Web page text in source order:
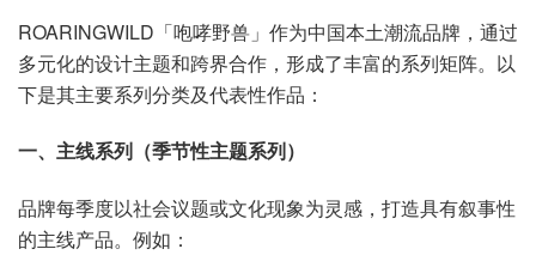
ROARINGWILD「咆哮野兽」作为中国本土潮流品牌，通过
多元化的设计主题和跨界合作，形成了丰富的系列矩阵。以
下是其主要系列分类及代表性作品：
一、主线系列（季节性主题系列）
品牌每季度以社会议题或文化现象为灵感，打造具有叙事性
的主线产品。例如：